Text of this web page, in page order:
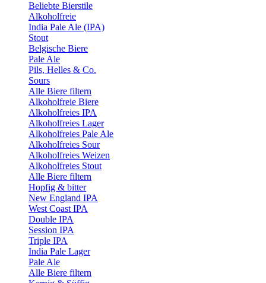
Beliebte Bierstile
Alkoholfreie
India Pale Ale (IPA)
Stout
Belgische Biere
Pale Ale
Pils, Helles & Co.
Sours
Alle Biere filtern
Alkoholfreie Biere
Alkoholfreies IPA
Alkoholfreies Lager
Alkoholfreies Pale Ale
Alkoholfreies Sour
Alkoholfreies Weizen
Alkoholfreies Stout
Alle Biere filtern
Hopfig & bitter
New England IPA
West Coast IPA
Double IPA
Session IPA
Triple IPA
India Pale Lager
Pale Ale
Alle Biere filtern